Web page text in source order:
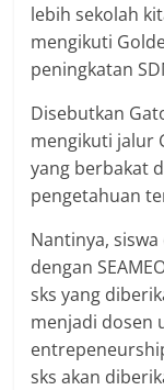
lebih sekolah
mengikuti
peningkatan
Disebutkan
mengikuti jalur
yang berbakat
pengetahuan
Nantinya,
dengan
sks yang
menjadi dosen
sks akan